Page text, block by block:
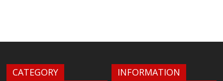
CATEGORY INFORMATION